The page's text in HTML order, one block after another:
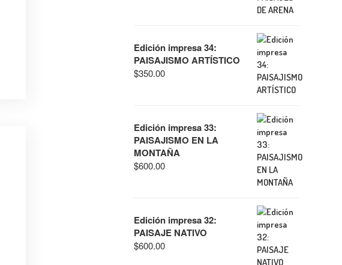
Edición impresa 34:
PAISAJISMO ARTÍSTICO
$350.00
Edición impresa 33:
PAISAJISMO EN LA
MONTAÑA
$600.00
Edición impresa 32:
PAISAJE NATIVO
$600.00